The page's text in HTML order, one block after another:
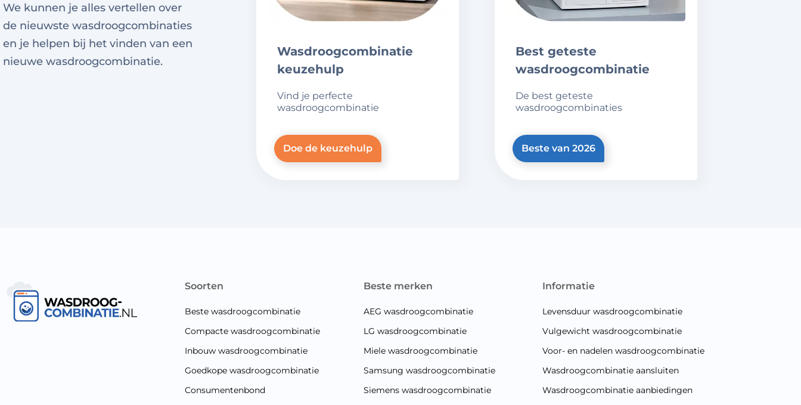
We kunnen je alles vertellen over
de nieuwste wasdroogcombinaties
en je helpen bij het vinden van een
nieuwe wasdroogcombinatie.
wasdroogcombinatie
keuzehulp
vind je perfecte
wasdroogcombinatie
Doe de keuzehulp
best geteste
wasdroogcombinatie
de best geteste
wasdroogcombinaties
Beste van 2026
soorten
Beste wasdroogcombinatie
Compacte wasdroogcombinatie
Inbouw wasdroogcombinatie
Goedkope wasdroogcombinatie
Consumentenbond
beste merken
AEG wasdroogcombinatie
LG wasdroogcombinatie
Miele wasdroogcombinatie
Samsung wasdroogcombinatie
Siemens wasdroogcombinatie
informatie
Levensduur wasdroogcombinatie
Vulgewicht wasdroogcombinatie
Voor- en nadelen wasdroogcombinatie
Wasdroogcombinatie aansluiten
Wasdroogcombinatie aanbiedingen